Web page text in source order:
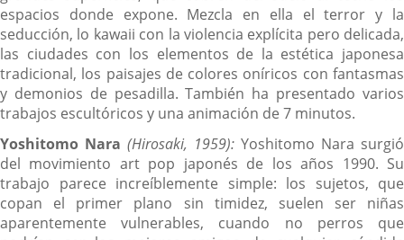
espacios donde expone. Mezcla en ella el terror y la
seducción, lo kawaii con la violencia explícita pero delicada,
las ciudades con los elementos de la estética japonesa
tradicional, los paisajes de colores oníricos con fantasmas
y demonios de pesadilla. También ha presentado varios
trabajos escultóricos y una animación de 7 minutos.
Yoshitomo Nara (Hirosaki, 1959): Yoshitomo Nara surgió
del movimiento art pop japonés de los años 1990. Su
trabajo parece increíblemente simple: los sujetos, que
copan el primer plano sin timidez, suelen ser niñas
aparentemente vulnerables, cuando no perros que